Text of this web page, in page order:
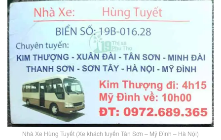
Nhà Xe Hùng Tuyết (Xe khách tuyến Tân Sơn – Mỹ Đình – Hà Nội)